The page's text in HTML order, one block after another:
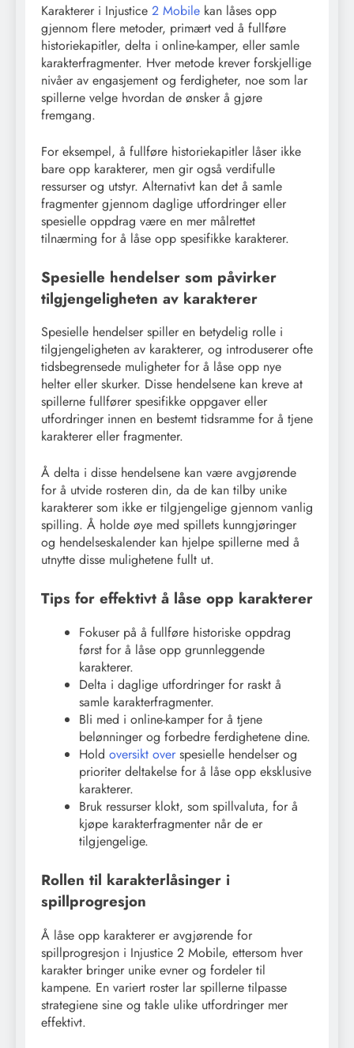
Karakterer i Injustice 2 Mobile kan låses opp
gjennom flere metoder, primært ved å fullføre
historiekapitler, delta i online-kamper, eller samle
karakterfragmenter. Hver metode krever forskjellige
nivåer av engasjement og ferdigheter, noe som lar
spillerne velge hvordan de ønsker å gjøre
fremgang.
For eksempel, å fullføre historiekapitler låser ikke
bare opp karakterer, men gir også verdifulle
ressurser og utstyr. Alternativt kan det å samle
fragmenter gjennom daglige utfordringer eller
spesielle oppdrag være en mer målrettet
tilnærming for å låse opp spesifikke karakterer.
Spesielle hendelser som påvirker
tilgjengeligheten av karakterer
Spesielle hendelser spiller en betydelig rolle i
tilgjengeligheten av karakterer, og introduserer ofte
tidsbegrensede muligheter for å låse opp nye
helter eller skurker. Disse hendelsene kan kreve at
spillerne fullfører spesifikke oppgaver eller
utfordringer innen en bestemt tidsramme for å tjene
karakterer eller fragmenter.
Å delta i disse hendelsene kan være avgjørende
for å utvide rosteren din, da de kan tilby unike
karakterer som ikke er tilgjengelige gjennom vanlig
spilling. Å holde øye med spillets kunngjøringer
og hendelseskalender kan hjelpe spillerne med å
utnytte disse mulighetene fullt ut.
Tips for effektivt å låse opp karakterer
Fokuser på å fullføre historiske oppdrag
først for å låse opp grunnleggende
karakterer.
Delta i daglige utfordringer for raskt å
samle karakterfragmenter.
Bli med i online-kamper for å tjene
belønninger og forbedre ferdighetene dine.
Hold oversikt over spesielle hendelser og
prioriter deltakelse for å låse opp eksklusive
karakterer.
Bruk ressurser klokt, som spillvaluta, for å
kjøpe karakterfragmenter når de er
tilgjengelige.
Rollen til karakterlåsinger i
spillprogresjon
Å låse opp karakterer er avgjørende for
spillprogresjon i Injustice 2 Mobile, ettersom hver
karakter bringer unike evner og fordeler til
kampene. En variert roster lar spillerne tilpasse
strategiene sine og takle ulike utfordringer mer
effektivt.